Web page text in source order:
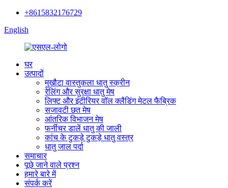
+8615832176729
English
घर
उत्पादों
मुखौटा वास्तुकला धातु स्क्रीन
रेलिंग और सुरक्षा धातु मेष
लिफ्ट और इंटीरियर वॉल क्लैडिंग मेटल फैब्रिक
सजावटी छत मेष
आंतरिक विभाजन मेष
फर्नीचर डालें धातु की जाली
कांच के टुकड़े टुकड़े धातु वस्त्र
धातु जाल पर्दा
समाचार
पूछे जाने वाले प्रश्न
हमारे बारे में
संपर्क करें